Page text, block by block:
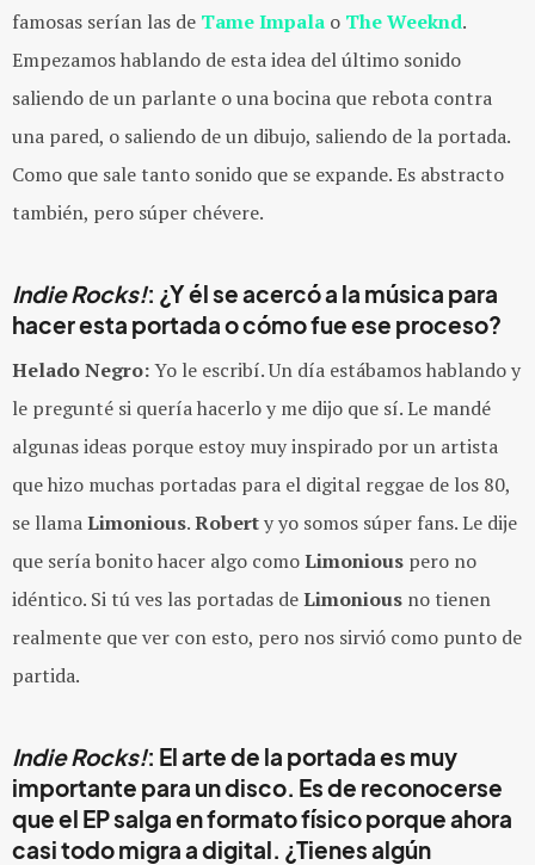
famosas serían las de Tame Impala o The Weeknd.
Empezamos hablando de esta idea del último sonido
saliendo de un parlante o una bocina que rebota contra
una pared, o saliendo de un dibujo, saliendo de la portada.
Como que sale tanto sonido que se expande. Es abstracto
también, pero súper chévere.
Indie Rocks!: ¿Y él se acercó a la música para
hacer esta portada o cómo fue ese proceso?
Helado Negro:Yo le escribí. Un día estábamos hablando y
le pregunté si quería hacerlo y me dijo que sí. Le mandé
algunas ideas porque estoy muy inspirado por un artista
que hizo muchas portadas para el digital reggae de los 80,
se llamaLimonious.Roberty yo somos súper fans. Le dije
que sería bonito hacer algo comoLimonious pero no
idéntico. Si tú ves las portadas deLimonious no tienen
realmente que ver con esto, pero nos sirvió como punto de
partida.
Indie Rocks!: El arte de la portada es muy
importante para un disco. Es de reconocerse
que el EP salga en formato físico porque ahora
casi todo migra a digital. ¿Tienes algún